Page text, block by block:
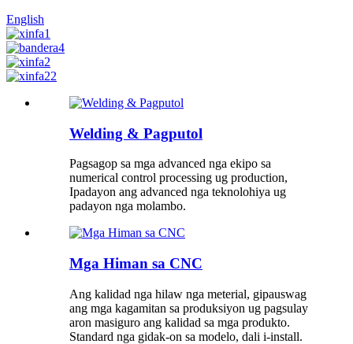
English
Welding & Pagputol
Pagsagop sa mga advanced nga ekipo sa
numerical control processing ug production,
Ipadayon ang advanced nga teknolohiya ug
padayon nga molambo.
Mga Himan sa CNC
Ang kalidad nga hilaw nga meterial, gipauswag
ang mga kagamitan sa produksiyon ug pagsulay
aron masiguro ang kalidad sa mga produkto.
Standard nga gidak-on sa modelo, dali i-install.